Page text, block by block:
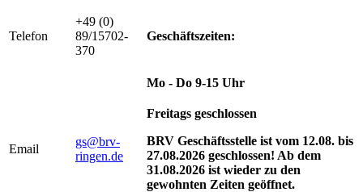
Telefon
+49 (0)
89/15702-
370
Geschäftszeiten:
Mo - Do 9-15 Uhr
Email
gs@brv-
ringen.de
Freitags geschlossen
BRV Geschäftsstelle ist vom 12.08. bis
27.08.2026 geschlossen! Ab dem
31.08.2026 ist wieder zu den
gewohnten Zeiten geöffnet.